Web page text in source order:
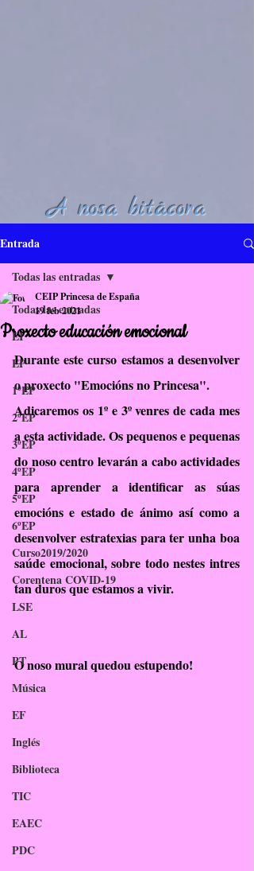
A nosa bitácora
Entrada
Todas las entradas
EI
EP
1ºEP
2ºEP
3ºEP
4ºEP
5ºEP
6ºEP
Curso2019/2020
Corentena COVID-19
LSE
AL
PT
Música
EF
Inglés
Biblioteca
TIC
EAEC
PDC
Todas las entradas
Proxecto educación emocional
CEIP Princesa de España
19 feb 2021
Durante este curso estamos a desenvolver
o proxecto "Emocións no Princesa".
Adicaremos os 1º e 3º venres de cada mes
a esta actividade. Os pequenos e pequenas
do noso centro levarán a cabo actividades
para aprender a identificar as súas
emocións e estado de ánimo así como a
desenvolver estratexias para ter unha boa
saúde emocional, sobre todo nestes intres
tan duros que estamos a vivir.
O noso mural quedou estupendo!